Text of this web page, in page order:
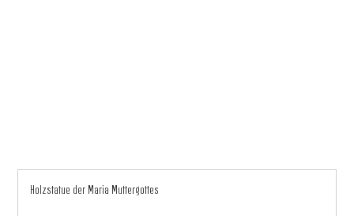
Holzstatue der Maria Muttergottes